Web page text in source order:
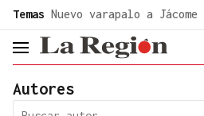
Temas Nuevo varapalo a Jácome
header.menu.open
Autores